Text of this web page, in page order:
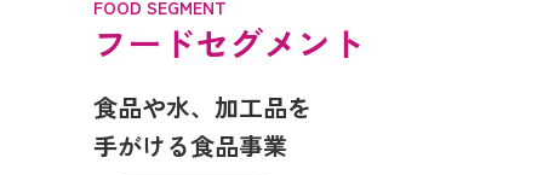
FOOD SEGMENT
フードセグメント
食品や水、加工品を
手がける食品事業